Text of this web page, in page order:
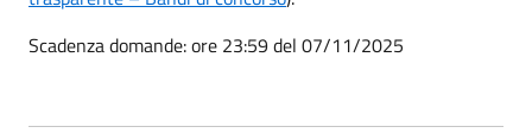
Scadenza domande: ore 23:59 del 07/11/2025